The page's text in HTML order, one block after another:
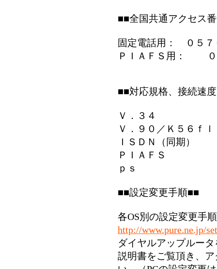
■■全国共通アクセス
固定電話用： ０５７
ＰＩＡＦＳ用： ０
■■対応規格、接続速
Ｖ．３４ 最
Ｖ．９０／Ｋ５６
ＩＳＤＮ（同期
ＰＩＡＦＳ ６
ｐｓ
■■設定変更手順■■
各OS別の設定変更手
http://www.pure.ne.jp/
ダイヤルアップルー
説明書をご覧頂き、